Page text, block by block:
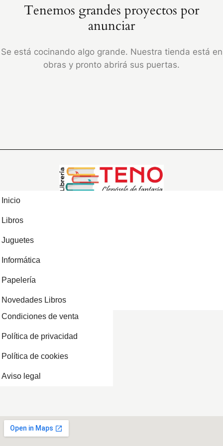
Tenemos grandes proyectos por
anunciar
Se está cocinando algo grande. Nuestra tienda está en
obras y pronto abrirá sus puertas.
Inicio
Libros
Juguetes
Informática
Papelería
Novedades Libros
Condiciones de venta
Política de privacidad
Política de cookies
Aviso legal